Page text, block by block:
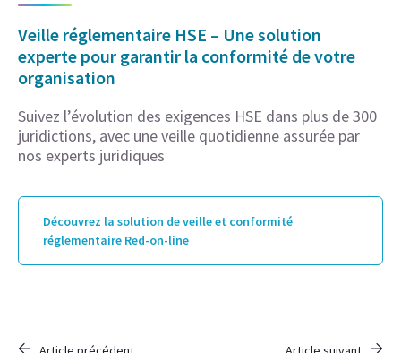
Veille réglementaire HSE – Une solution
experte pour garantir la conformité de votre
organisation
Suivez l’évolution des exigences HSE dans plus de 300
juridictions, avec une veille quotidienne assurée par
nos experts juridiques
Découvrez la solution de veille et conformité
réglementaire Red-on-line